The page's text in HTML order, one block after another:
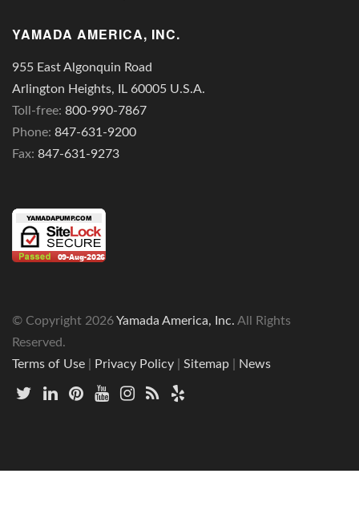
YAMADA AMERICA, INC.
955 East Algonquin Road
Arlington Heights, IL 60005 U.S.A.
Toll-free: 800-990-7867
Phone: 847-631-9200
Fax: 847-631-9273
© Copyright 2026Yamada America, Inc. All Rights
Reserved.
Terms of Use
Privacy Policy Sitemap News